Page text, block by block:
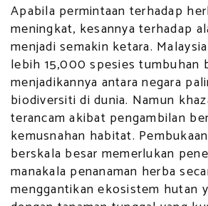
Apabila permintaan terhadap
meningkat, kesannya terhadap
menjadi semakin ketara.
lebih 15,000 spesies tumbuhan
menjadikannya antara negara
biodiversiti di dunia. Namun
terancam akibat pengambilan
kemusnahan habitat.
berskala besar memerlukan
manakala penanaman herba
menggantikan ekosistem hutan